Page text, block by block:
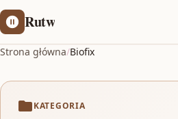
Rutw
Strona główna/Biofix
KATEGORIA